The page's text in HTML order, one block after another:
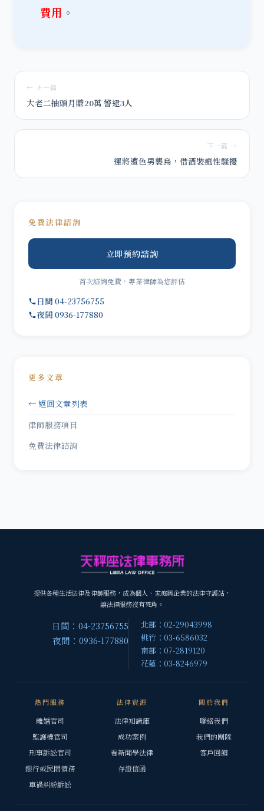
費用 。
← 上一篇
大老二抽頭月賺20萬 警逮3人
下一篇 →
運將遭色男襲鳥，借酒裝瘋性騷擾
免費法律諮詢
立即預約諮詢
首次諮詢免費，專業律師為您評估
日間 04-23756755
夜間 0936-177880
更多文章
← 返回文章列表
律師服務項目
免費法律諮詢
提供各種生活法律及律師服務，成為個人、家庭與企業的法律守護站，
讓法律服務沒有死角。
日間：04-23756755
夜間：0936-177880
北部：02-29043998
桃竹：03-6586032
南部：07-2819120
花蓮：03-8246979
熱門服務
離婚官司
監護權官司
刑事訴訟官司
銀行或民間債務
車禍糾紛訴訟
法律資源
法律知識庫
成功案例
看新聞學法律
存證信函
關於我們
聯絡我們
我們的團隊
客戶回饋